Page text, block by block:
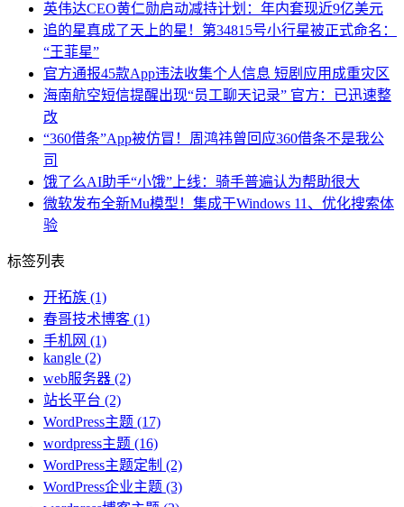
英伟达CEO黄仁勋启动减持计划：年内套现近9亿美元
追的星真成了天上的星！第34815号小行星被正式命名：
“王菲星”
官方通报45款App违法收集个人信息 短剧应用成重灾区
海南航空短信提醒出现“员工聊天记录” 官方：已迅速整
改
“360借条”App被仿冒！周鸿祎曾回应360借条不是我公
司
饿了么AI助手“小饿”上线：骑手普遍认为帮助很大
微软发布全新Mu模型！集成于Windows 11、优化搜索体
验
标签列表
开拓族 (1)
春哥技术博客 (1)
手机网 (1)
kangle (2)
web服务器 (2)
站长平台 (2)
WordPress主题 (17)
wordpress主题 (16)
WordPress主题定制 (2)
WordPress企业主题 (3)